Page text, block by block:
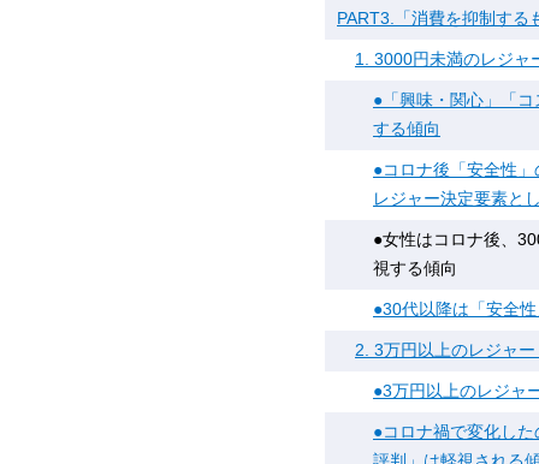
PART3.「消費を抑制す
1. 3000円未満のレジャ
●「興味・関心」「
する傾向
●コロナ後「安全性
レジャー決定要素と
●女性はコロナ後、
視する傾向
●30代以降は「安全
2. 3万円以上のレジャ
●3万円以上のレジャ
●コロナ禍で変化し